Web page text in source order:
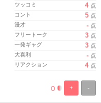
ツッコミ
4 点
コント
5 点
漫才
- 点
フリートーク
3 点
一発ギャグ
3 点
大喜利
- 点
リアクション
4 点
-
+
%100%
0